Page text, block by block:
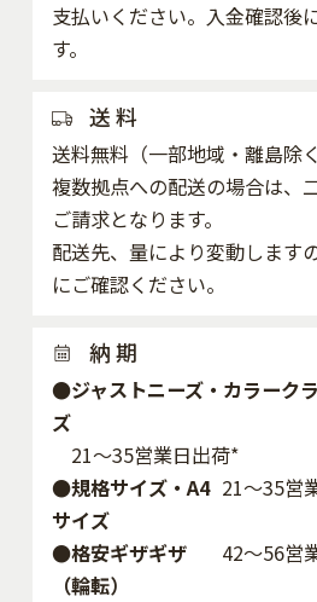
支払いください。入金確認後
す。
送 料
送料無料（一部地域・離島除く
複数拠点への配送の場合は、
ご請求となります。
配送先、量により変動します
にご確認ください。
納 期
●ジャストニーズ・カラーク
ズ
21～35営業日出荷*
●規格サイズ・A4
サイズ
21～35営
●格安ギザギザ
（輪転）
42〜56営